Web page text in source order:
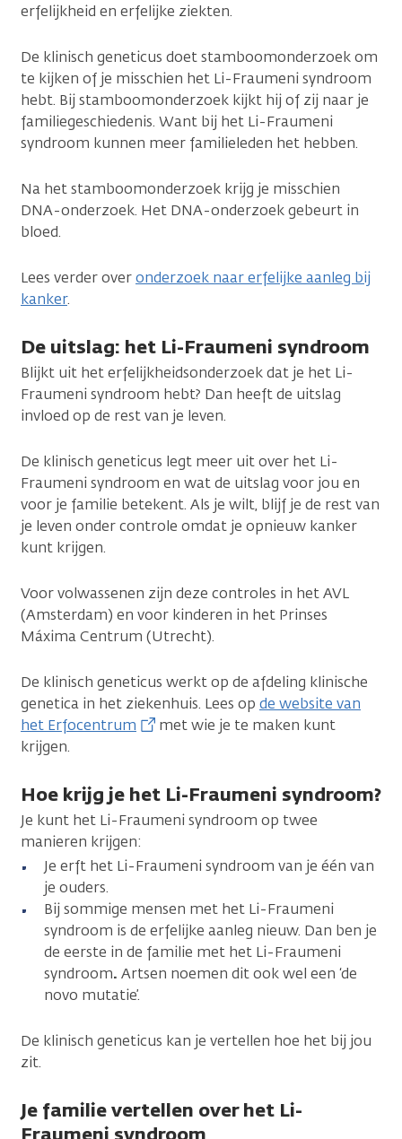
erfelijkheid en erfelijke ziekten.
De klinisch geneticus doet stamboomonderzoek om
te kijken of je misschien het Li-Fraumeni syndroom
hebt. Bij stamboomonderzoek kijkt hij of zij naar je
familiegeschiedenis. Want bij het Li-Fraumeni
syndroom kunnen meer familieleden het hebben.
Na het stamboomonderzoek krijg je misschien
DNA-onderzoek. Het DNA-onderzoek gebeurt in
bloed.
Lees verder overonderzoek naar erfelijke aanleg bij
kanker.
De uitslag: het Li-Fraumeni syndroom
Blijkt uit het erfelijkheidsonderzoek dat je het Li-
Fraumeni syndroom hebt? Dan heeft de uitslag
invloed op de rest van je leven.
De klinisch geneticus legt meer uit over het Li-
Fraumeni syndroom en wat de uitslag voor jou en
voor je familie betekent. Als je wilt, blijf je de rest van
je leven onder controle omdat je opnieuw kanker
kunt krijgen.
Voor volwassenen zijn deze controles in het AVL
(Amsterdam) en voor kinderen in het Prinses
Máxima Centrum (Utrecht).
De klinisch geneticus werkt op de afdeling klinische
genetica in het ziekenhuis. Lees op de website van
het Erfocentrum
met wie je te maken kunt
krijgen.
Hoe krijg je het Li-Fraumeni syndroom?
Je kunt het Li-Fraumeni syndroom op twee
manieren krijgen:
Je erft het Li-Fraumeni syndroom van je één van
je ouders.
Bij sommige mensen met het Li-Fraumeni
syndroom is de erfelijke aanleg nieuw. Dan ben je
de eerste in de familie met het Li-Fraumeni
syndroom. Artsen noemen dit ook wel een ‘de
novo mutatie’.
De klinisch geneticus kan je vertellen hoe het bij jou
zit.
Je familie vertellen over het Li-
Fraumeni syndroom